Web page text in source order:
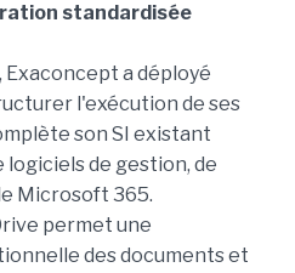
standardisée
Exaconcept a déployé
l'exécution de ses
son SI existant
de gestion, de
Microsoft 365.
permet une
des documents et